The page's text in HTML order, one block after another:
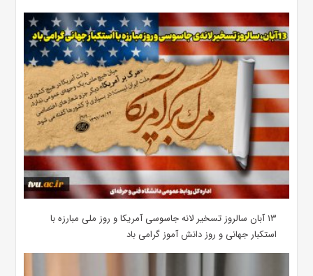
۱۳ آبان سالروز تسخیر لانه جاسوسی آمریکا و روز ملی مبارزه با
استکبار جهانی و روز دانش آموز گرامی باد